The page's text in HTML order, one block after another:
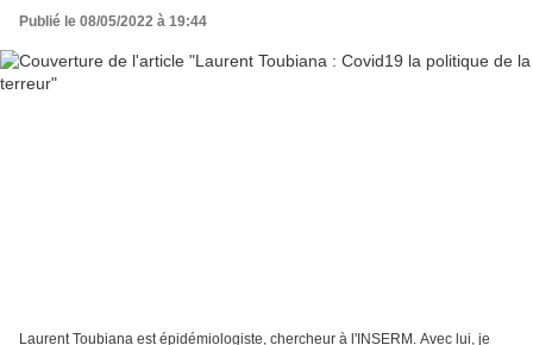
Publié le 08/05/2022 à 19:44
Laurent Toubiana est épidémiologiste, chercheur à l'INSERM. Avec lui, je